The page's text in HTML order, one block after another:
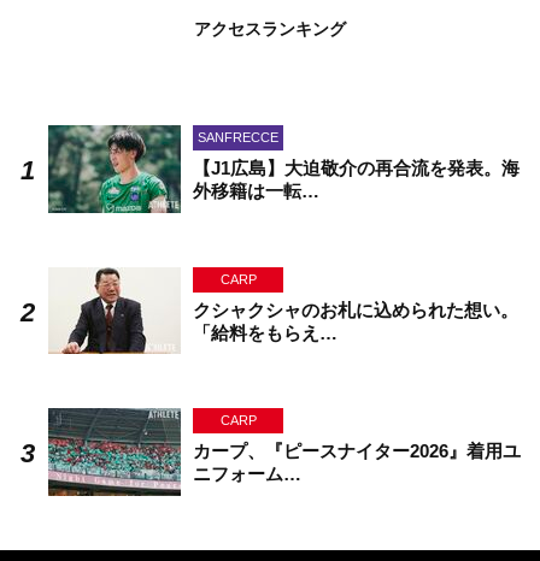
アクセスランキング
SANFRECCE
【J1広島】大迫敬介の再合流を発表。海
外移籍は一転…
CARP
クシャクシャのお札に込められた想い。
「給料をもらえ…
CARP
カープ、『ピースナイター2026』着用ユ
ニフォーム…